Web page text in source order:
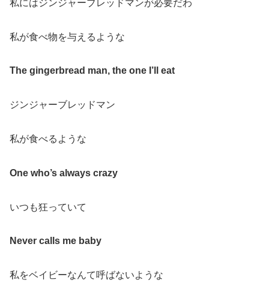
私にはジンジャーブレッドマンが必要だわ
私が食べ物を与えるような
The gingerbread man, the one I’ll eat
ジンジャーブレッドマン
私が食べるような
One who’s always crazy
いつも狂っていて
Never calls me baby
私をベイビーなんて呼ばないような